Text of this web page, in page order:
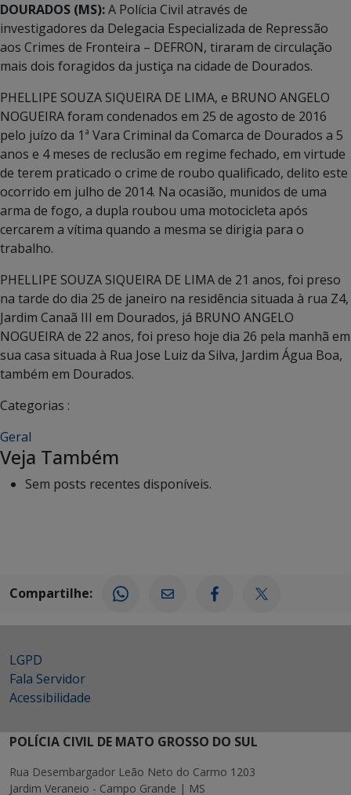
DOURADOS (MS):A Polícia Civil através de
investigadores da Delegacia Especializada de Repressão
aos Crimes de Fronteira – DEFRON, tiraram de circulação
mais dois foragidos da justiça na cidade de Dourados.
PHELLIPE SOUZA SIQUEIRA DE LIMA, e BRUNO ANGELO
NOGUEIRA foram condenados em 25 de agosto de 2016
pelo juízo da 1ª Vara Criminal da Comarca de Dourados a 5
anos e 4 meses de reclusão em regime fechado, em virtude
de terem praticado o crime de roubo qualificado, delito este
ocorrido em julho de 2014. Na ocasião, munidos de uma
arma de fogo, a dupla roubou uma motocicleta após
cercarem a vítima quando a mesma se dirigia para o
trabalho.
PHELLIPE SOUZA SIQUEIRA DE LIMA de 21 anos, foi preso
na tarde do dia 25 de janeiro na residência situada à rua Z4,
Jardim Canaã III em Dourados, já BRUNO ANGELO
NOGUEIRA de 22 anos, foi preso hoje dia 26 pela manhã em
sua casa situada à Rua Jose Luiz da Silva, Jardim Água Boa,
também em Dourados.
Categorias :
Geral
Veja Também
Sem posts recentes disponíveis.
Compartilhe:
LGPD
Fala Servidor
Acessibilidade
POLÍCIA CIVIL DE MATO GROSSO DO SUL
Rua Desembargador Leão Neto do Carmo 1203
Jardim Veraneio - Campo Grande | MS